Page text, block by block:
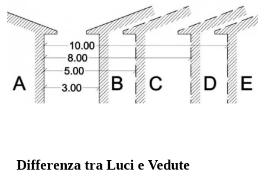
Differenza tra Luci e Vedute